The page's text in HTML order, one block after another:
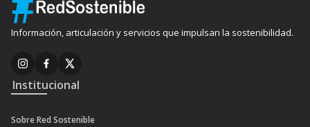
Información, articulación y servicios que impulsan la sostenibilidad.
Institucional
Sobre Red Sostenible